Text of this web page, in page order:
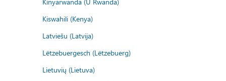
Kiswahili (Kenya)
Latviešu (Latvija)
Lëtzebuergesch (Lëtzebuerg)
Lietuvių (Lietuva)